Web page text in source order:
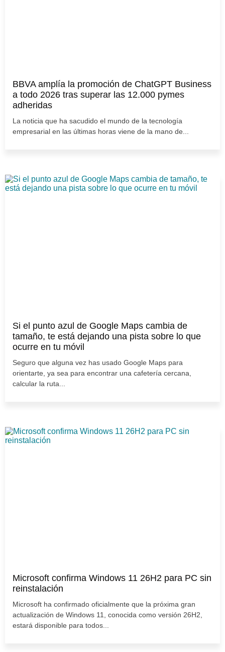
BBVA amplía la promoción de ChatGPT Business
a todo 2026 tras superar las 12.000 pymes
adheridas
La noticia que ha sacudido el mundo de la tecnología
empresarial en las últimas horas viene de la mano de...
Si el punto azul de Google Maps cambia de
tamaño, te está dejando una pista sobre lo que
ocurre en tu móvil
Seguro que alguna vez has usado Google Maps para
orientarte, ya sea para encontrar una cafetería cercana,
calcular la ruta...
Microsoft confirma Windows 11 26H2 para PC sin
reinstalación
Microsoft ha confirmado oficialmente que la próxima gran
actualización de Windows 11, conocida como versión 26H2,
estará disponible para todos...